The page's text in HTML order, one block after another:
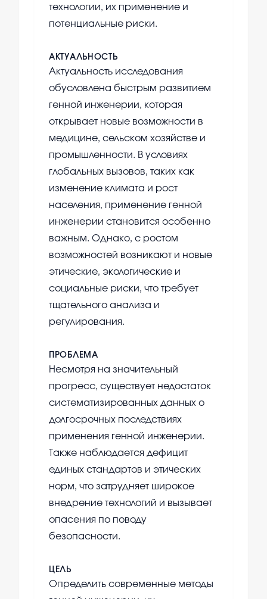
технологии, их применение и
потенциальные риски.
АКТУАЛЬНОСТЬ
Актуальность исследования
обусловлена быстрым развитием
генной инженерии, которая
открывает новые возможности в
медицине, сельском хозяйстве и
промышленности. В условиях
глобальных вызовов, таких как
изменение климата и рост
населения, применение генной
инженерии становится особенно
важным. Однако, с ростом
возможностей возникают и новые
этические, экологические и
социальные риски, что требует
тщательного анализа и
регулирования.
ПРОБЛЕМА
Несмотря на значительный
прогресс, существует недостаток
систематизированных данных о
долгосрочных последствиях
применения генной инженерии.
Также наблюдается дефицит
единых стандартов и этических
норм, что затрудняет широкое
внедрение технологий и вызывает
опасения по поводу
безопасности.
ЦЕЛЬ
Определить современные методы